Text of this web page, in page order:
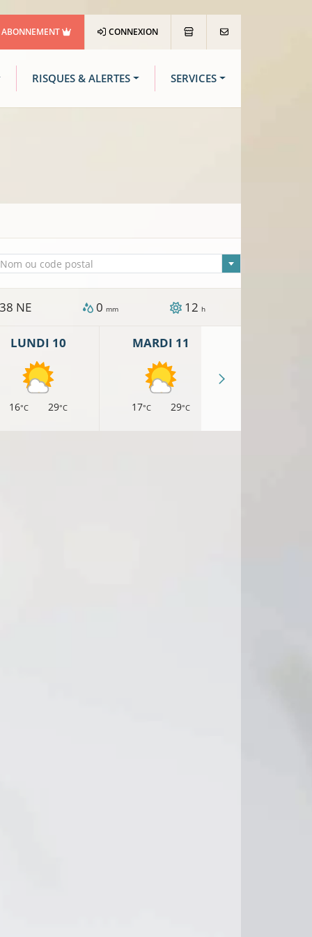
ABONNEMENT CONNEXION
RISQUES & ALERTES SERVICES
sélectionnée
Nom ou code postal
38 NE 0 mm 12 h
LUNDI 10
16°C 29°C
MARDI 11
17°C 29°C